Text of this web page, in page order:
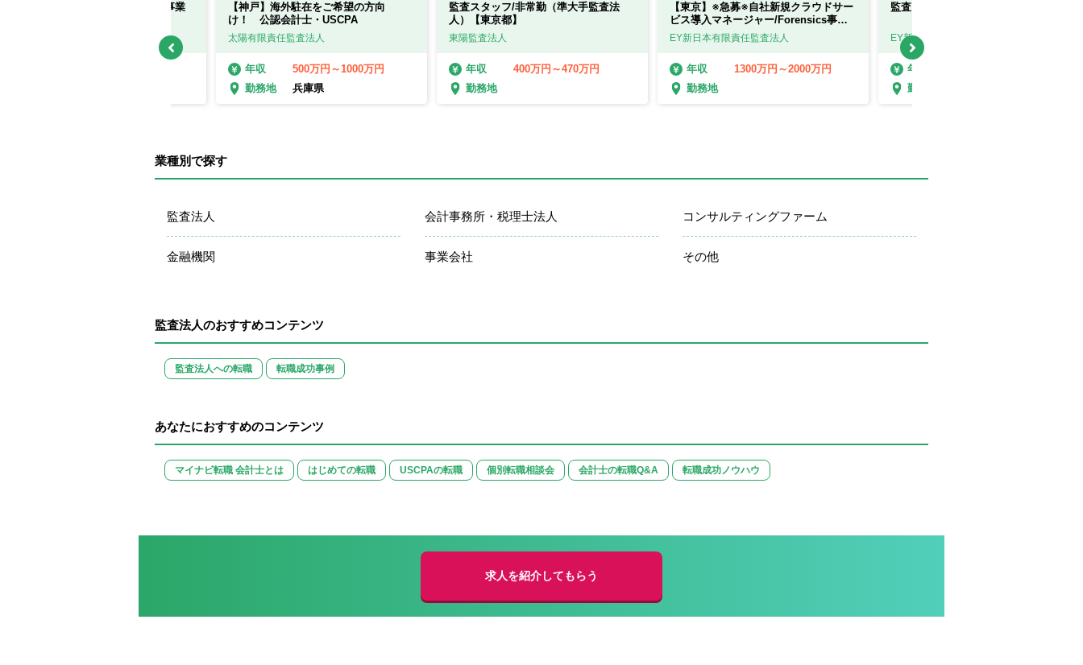
【大阪】経営管理アドバイザー（事業
【神戸】海外駐在をご希望の方向
け！ 公認会計士・USCPA
太陽有限責任監査法人
年収
500万円～1000万円
勤務地
兵庫県
監査スタッフ/非常勤（準大手監査法
人）【東京都】
東陽監査法人
年収
400万円～470万円
勤務地
【東京】※急募※自社新規クラウドサー
ビス導入マネージャー/Forensics事業
部
EY新日本有限責任監査法人
年収
1300万円～2000万円
勤務地
監査アシスタント【新潟】
EY新日本有限責任監査法人
年収
勤務地
業種別で探す
監査法人 会計事務所・税理士法人 コンサルティングファーム
金融機関 事業会社 その他
監査法人のおすすめコンテンツ
監査法人への転職 転職成功事例
あなたにおすすめのコンテンツ
マイナビ転職 会計士とは はじめての転職 USCPAの転職 個別転職相談会 会計士の転職Q&A 転職成功ノウハウ
求人を紹介してもらう